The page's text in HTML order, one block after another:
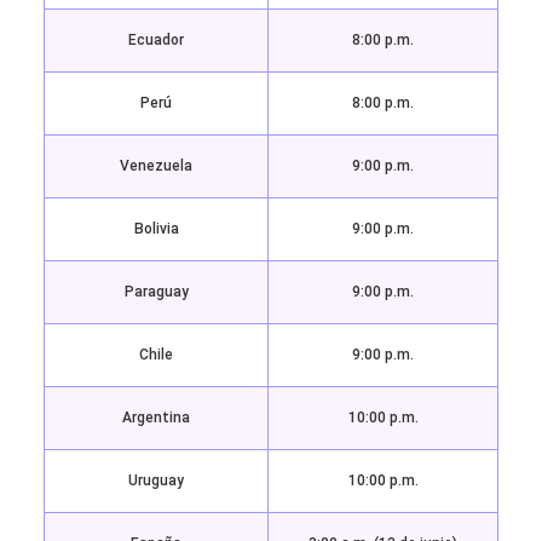
Ecuador 8:00 p.m.
Perú 8:00 p.m.
Venezuela 9:00 p.m.
Bolivia 9:00 p.m.
Paraguay 9:00 p.m.
Chile 9:00 p.m.
Argentina 10:00 p.m.
Uruguay 10:00 p.m.